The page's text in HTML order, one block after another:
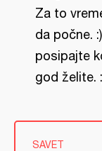
Za to
da počne.
posipajte
god želite.
SAVET